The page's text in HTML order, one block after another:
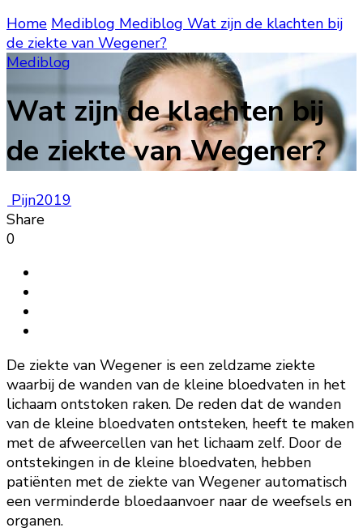
Home Mediblog Mediblog Wat zijn de klachten bij
de ziekte van Wegener?
Mediblog
Wat zijn de klachten bij
de ziekte van Wegener?
Pijn2019
Share
0
De ziekte van Wegener is een zeldzame ziekte
waarbij de wanden van de kleine bloedvaten in het
lichaam ontstoken raken. De reden dat de wanden
van de kleine bloedvaten ontsteken, heeft te maken
met de afweercellen van het lichaam zelf. Door de
ontstekingen in de kleine bloedvaten, hebben
patiënten met de ziekte van Wegener automatisch
een verminderde bloedaanvoer naar de weefsels en
organen.